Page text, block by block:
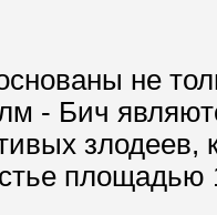
не
- Бич